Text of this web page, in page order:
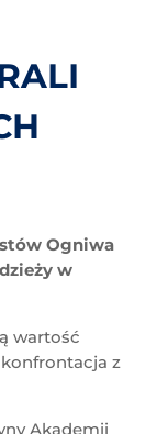
Ogniwa
w
wartość
z
Akademii